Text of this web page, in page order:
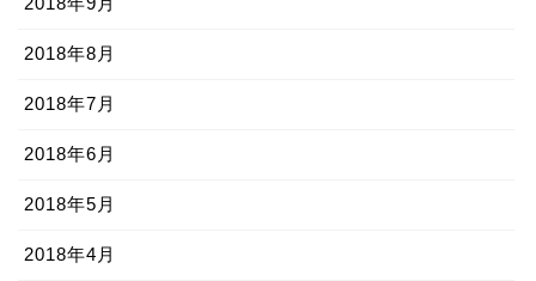
2018年8月
2018年7月
2018年6月
2018年5月
2018年4月